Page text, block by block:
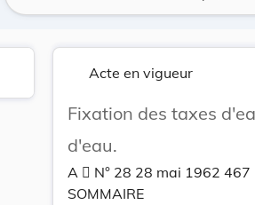
Acte en vigueur
Fixation des taxes
d'eau.
A  N° 28 28 mai 1962 467
SOMMAIRE